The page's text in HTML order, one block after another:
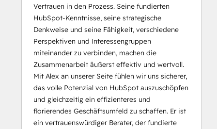
Vertrauen in den Prozess. Seine fundierten
HubSpot-Kenntnisse, seine strategische
Denkweise und seine Fähigkeit, verschiedene
Perspektiven und Interessengruppen
miteinander zu verbinden, machen die
Zusammenarbeit äußerst effektiv und wertvoll.
Mit Alex an unserer Seite fühlen wir uns sicherer,
das volle Potenzial von HubSpot auszuschöpfen
und gleichzeitig ein effizienteres und
florierendes Geschäftsumfeld zu schaffen. Er ist
ein vertrauenswürdiger Berater, der fundierte